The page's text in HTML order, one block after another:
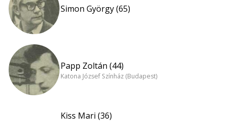
Simon György (65)
Papp Zoltán (44)
Katona József Színház (Budapest)
Kiss Mari (36)